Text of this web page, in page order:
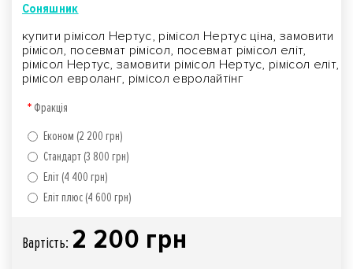
Соняшник
купити рімісол Нертус, рімісол Нертус ціна, замовити
рімісол, посевмат рімісол, посевмат рімісол еліт,
рімісол Нертус, замовити рімісол Нертус, рімісол еліт,
рімісол евроланг, рімісол евролайтінг
Фракція
Економ (2 200 грн)
Стандарт (3 800 грн)
Еліт (4 400 грн)
Еліт плюс (4 600 грн)
Вартiсть: 2 200 грн